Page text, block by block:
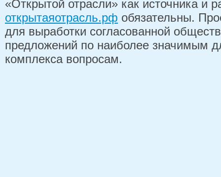
«Открытой отрасли» как источника и
открытаяотрасль.рф обязательны.
для выработки согласованной
предложений по наиболее значимым
комплекса вопросам.